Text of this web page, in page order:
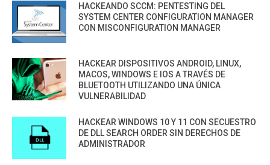
HACKEANDO SCCM: PENTESTING DEL
SYSTEM CENTER CONFIGURATION MANAGER
CON MISCONFIGURATION MANAGER
HACKEAR DISPOSITIVOS ANDROID, LINUX,
MACOS, WINDOWS E IOS A TRAVÉS DE
BLUETOOTH UTILIZANDO UNA ÚNICA
VULNERABILIDAD
HACKEAR WINDOWS 10 Y 11 CON SECUESTRO
DE DLL SEARCH ORDER SIN DERECHOS DE
ADMINISTRADOR